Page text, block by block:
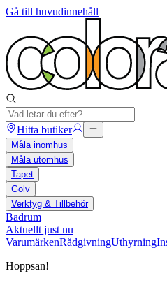
Gå till huvudinnehåll
Hitta butiker
Måla inomhus
Måla utomhus
Tapet
Golv
Verktyg & Tillbehör
Badrum
Aktuellt just nu
VarumärkenRådgivningUthyrning
Hoppsan!